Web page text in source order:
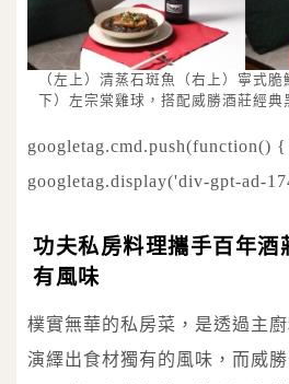
（左上）清蒸石斑魚（右上）寧式
下）左宗棠雞球，搭配威勝酒莊經典
googletag.cmd.push(function() {
googletag.display('div-gpt-ad-
功夫私房料理攜手百年酒
有風味
樸實無華的私房菜，是透過主
演繹出食材獨有的風味，而威